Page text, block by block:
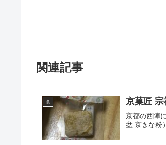
関連記事
食 京菓匠 宗
京都の西陣
盆 京きな粉